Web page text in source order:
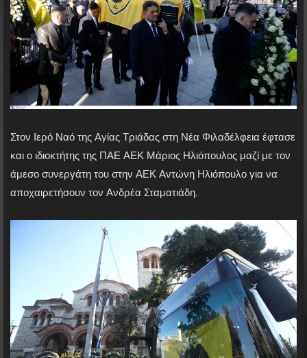
Στον Ιερό Ναό της Αγίας Τριάδας στη Νέα Φιλαδέλφεια έφτασε
και ο ιδιοκτήτης της ΠΑΕ ΑΕΚ Μάριος Ηλιόπουλος μαζί με τον
άμεσο συνεργάτη του στην ΑΕΚ Αντώνη Ηλιόπουλο για να
αποχαιρετήσουν τον Ανδρέα Σταματιάδη.